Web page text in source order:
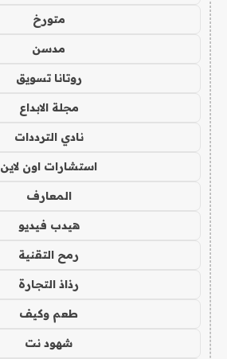
متورخ
مدسن
روتانا تسويق
مجلة الابداع
نادي الترددات
استشارات اون لاين
المعارف
هيدب فيديو
رمح التقنية
رذاذ التجارة
طعم وكيف
شهود نت